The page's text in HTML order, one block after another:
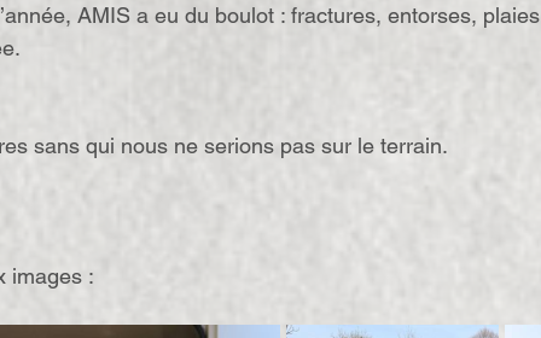
AMIS a eu du boulot : fractures, entorses,
sans qui nous ne serions pas sur le terrain.
images :